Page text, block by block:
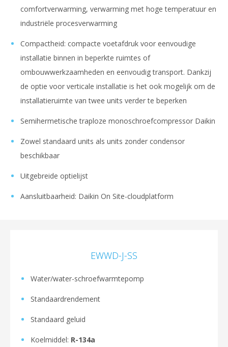
comfortverwarming, verwarming met hoge temperatuur en
industriële procesverwarming
Compactheid: compacte voetafdruk voor eenvoudige
installatie binnen in beperkte ruimtes of
ombouwwerkzaamheden en eenvoudig transport. Dankzij
de optie voor verticale installatie is het ook mogelijk om de
installatieruimte van twee units verder te beperken
Semihermetische traploze monoschroefcompressor Daikin
Zowel standaard units als units zonder condensor
beschikbaar
Uitgebreide optielijst
Aansluitbaarheid: Daikin On Site-cloudplatform
EWWD-J-SS
Water/water-schroefwarmtepomp
Standaardrendement
Standaard geluid
Koelmiddel: R-134a